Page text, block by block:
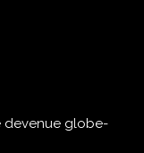
devenue globe-